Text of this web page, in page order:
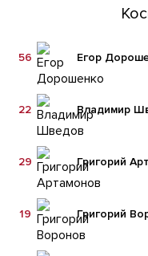
Егор
56
Владимир
22
Григорий
29
Григорий
19